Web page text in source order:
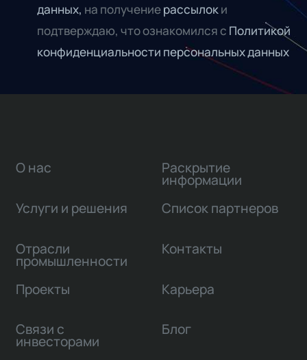
данных, на получениерассылоки
подтверждаю, что ознакомился с Политикой
конфиденциальности персональных данных
О нас
Услуги и решения
Отрасли
промышленности
Проекты
Связи с
инвесторами
Раскрытие
информации
Список партнеров
Контакты
Карьера
Блог